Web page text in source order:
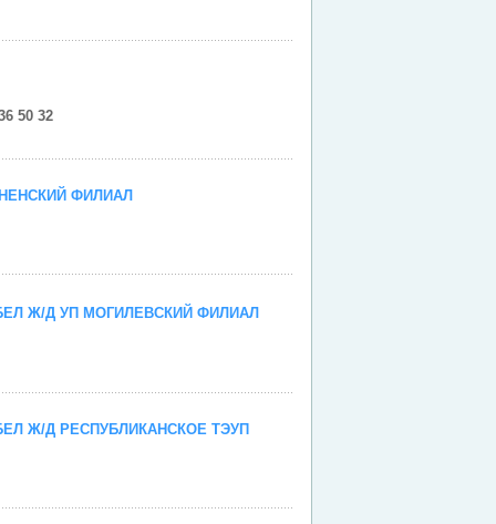
50 32
ФИЛИАЛ
Ж/Д УП МОГИЛЕВСКИЙ ФИЛИАЛ
Ж/Д РЕСПУБЛИКАНСКОЕ ТЭУП